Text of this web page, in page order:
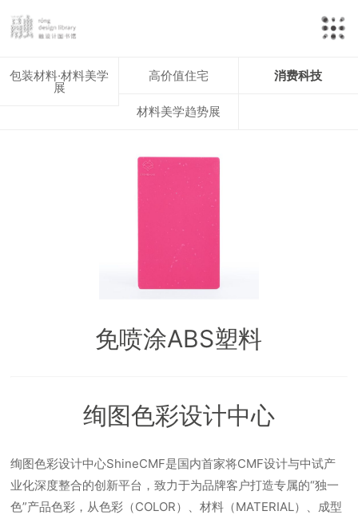
包装材料·材料美学
展
高价值住宅 消费科技
材料美学趋势展
免喷涂ABS塑料
绚图色彩设计中心
绚图色彩设计中心ShineCMF是国内首家将CMF设计与中试产
业化深度整合的创新平台，致力于为品牌客户打造专属的“独一
色”产品色彩，从色彩（COLOR）、材料（MATERIAL）、成型